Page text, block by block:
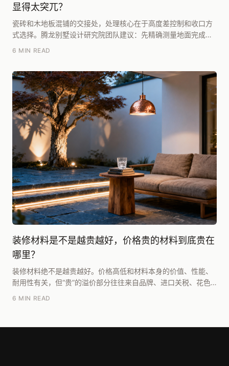
显得太突兀？
瓷砖和木地板混铺的交接处，处理核心在于高度差控制和收口方
式选择。腾龙别墅设计研究院团队建议：先精确测量地面完成面
6 MIN READ
装修材料是不是越贵越好，价格贵的材料到底贵在
哪里？
装修材料绝不是越贵越好。价格高低和材料本身的价值、性能、
耐用性有关，但“贵”的溢价部分往往来自品牌、进口关税、花色
6 MIN READ